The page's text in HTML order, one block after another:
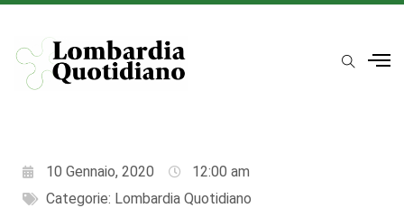
10 Gennaio, 2020
12:00 am
Categorie: Lombardia Quotidiano